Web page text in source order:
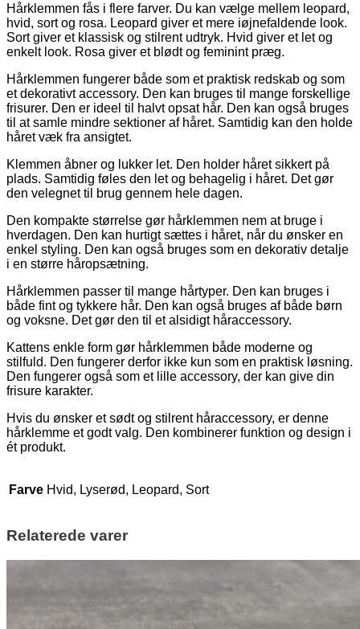
Hårklemmen fås i flere farver. Du kan vælge mellem leopard,
hvid, sort og rosa. Leopard giver et mere iøjnefaldende look.
Sort giver et klassisk og stilrent udtryk. Hvid giver et let og
enkelt look. Rosa giver et blødt og feminint præg.
Hårklemmen fungerer både som et praktisk redskab og som
et dekorativt accessory. Den kan bruges til mange forskellige
frisurer. Den er ideel til halvt opsat hår. Den kan også bruges
til at samle mindre sektioner af håret. Samtidig kan den holde
håret væk fra ansigtet.
Klemmen åbner og lukker let. Den holder håret sikkert på
plads. Samtidig føles den let og behagelig i håret. Det gør
den velegnet til brug gennem hele dagen.
Den kompakte størrelse gør hårklemmen nem at bruge i
hverdagen. Den kan hurtigt sættes i håret, når du ønsker en
enkel styling. Den kan også bruges som en dekorativ detalje
i en større håropsætning.
Hårklemmen passer til mange hårtyper. Den kan bruges i
både fint og tykkere hår. Den kan også bruges af både børn
og voksne. Det gør den til et alsidigt håraccessory.
Kattens enkle form gør hårklemmen både moderne og
stilfuld. Den fungerer derfor ikke kun som en praktisk løsning.
Den fungerer også som et lille accessory, der kan give din
frisure karakter.
Hvis du ønsker et sødt og stilrent håraccessory, er denne
hårklemme et godt valg. Den kombinerer funktion og design i
ét produkt.
Farve Hvid, Lyserød, Leopard, Sort
Relaterede varer